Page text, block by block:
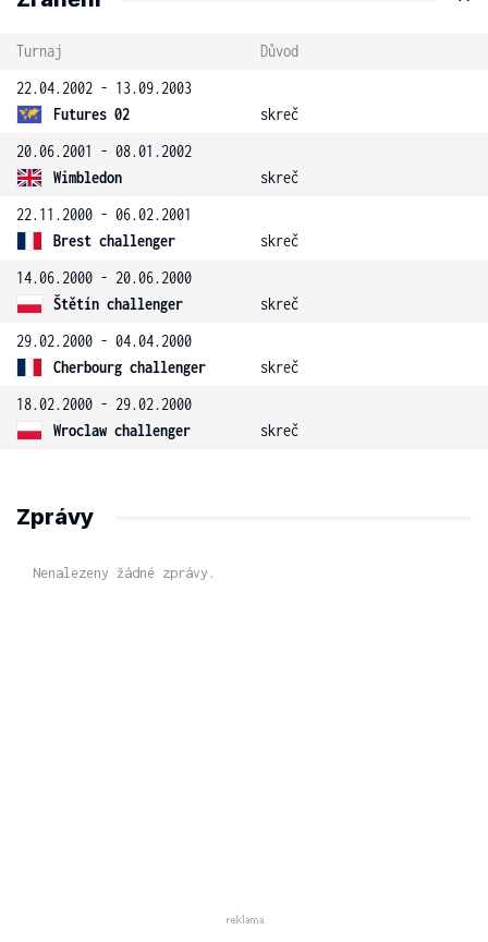
Turnaj
Důvod
22.04.2002 - 13.09.2003
Futures 02
skreč
20.06.2001 - 08.01.2002
Wimbledon
skreč
22.11.2000 - 06.02.2001
Brest challenger
skreč
14.06.2000 - 20.06.2000
Štětín challenger
skreč
29.02.2000 - 04.04.2000
Cherbourg challenger
skreč
18.02.2000 - 29.02.2000
Wroclaw challenger
skreč
Zprávy
Nenalezeny žádné zprávy.